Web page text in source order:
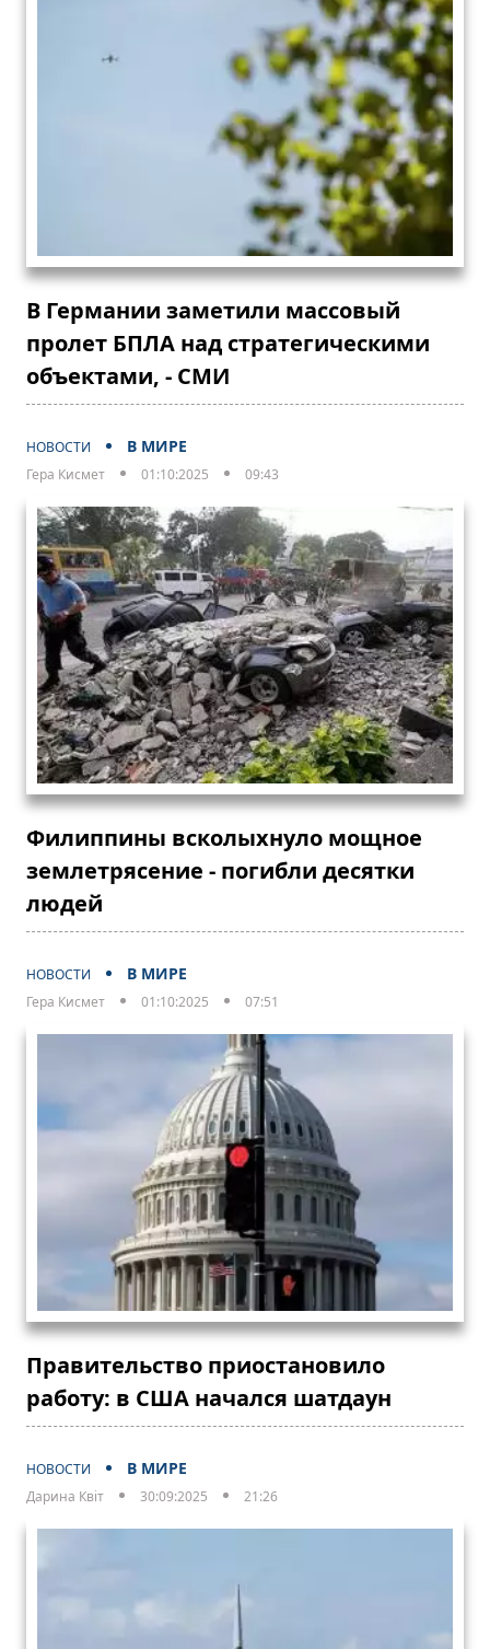
В Германии заметили массовый
пролет БПЛА над стратегическими
объектами, - СМИ
НОВОСТИ В МИРЕ
Гера Кисмет 01:10:2025 09:43
Филиппины всколыхнуло мощное
землетрясение - погибли десятки
людей
НОВОСТИ В МИРЕ
Гера Кисмет 01:10:2025 07:51
Правительство приостановило
работу: в США начался шатдаун
НОВОСТИ В МИРЕ
Дарина Квіт 30:09:2025 21:26